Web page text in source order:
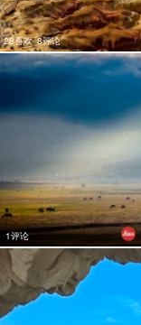
28喜欢 8评论
1评论